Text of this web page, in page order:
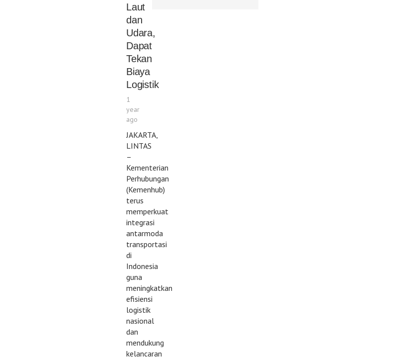
Laut
dan
Udara,
Dapat
Tekan
Biaya
Logistik
1
year
ago
JAKARTA,
LINTAS
–
Kementerian
Perhubungan
(Kemenhub)
terus
memperkuat
integrasi
antarmoda
transportasi
di
Indonesia
guna
meningkatkan
efisiensi
logistik
nasional
dan
mendukung
kelancaran